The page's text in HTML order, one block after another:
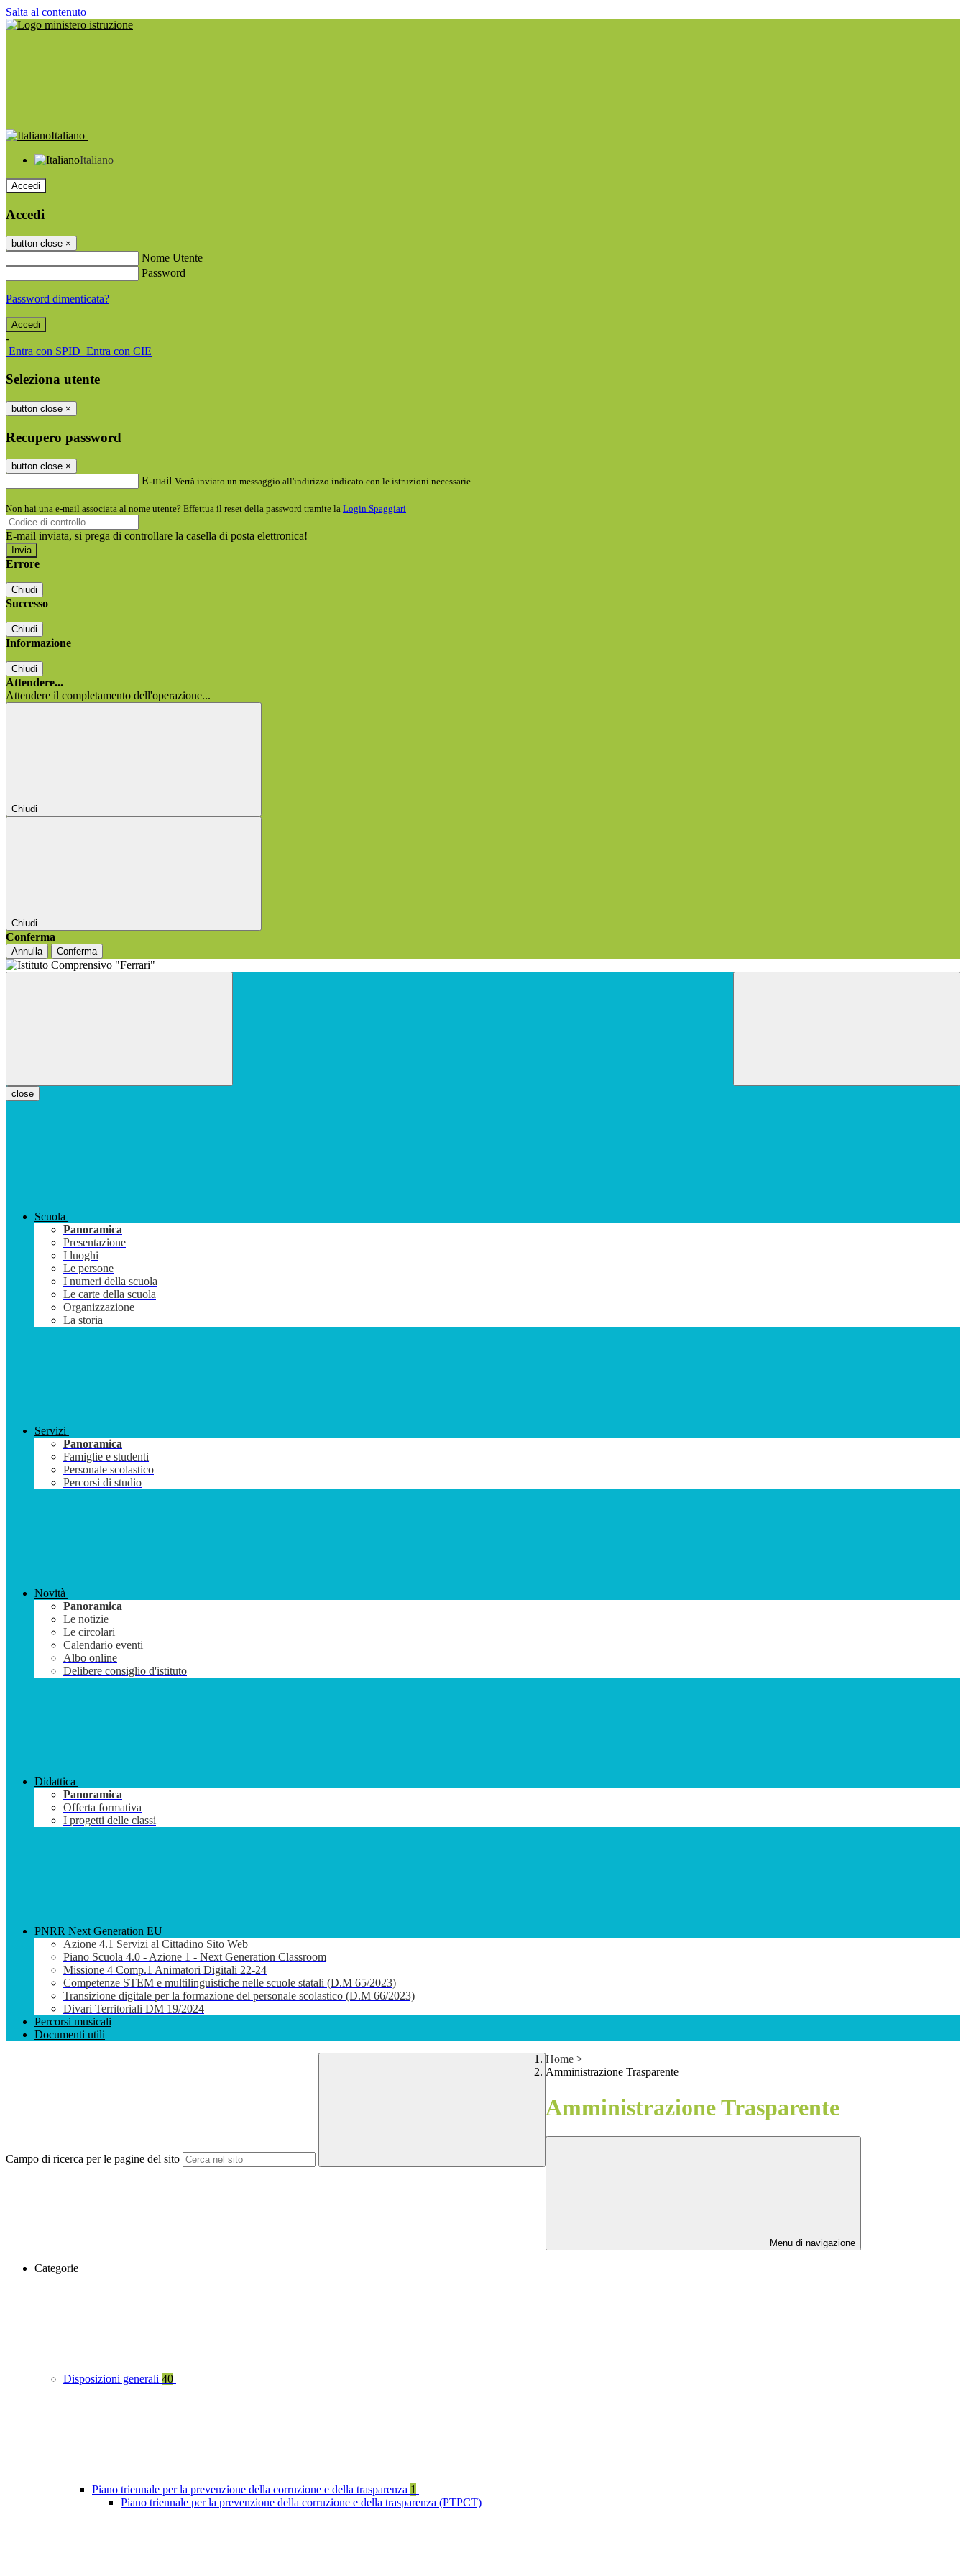
Salta al contenuto
Italiano
Italiano
Accedi
Accedi
button close ×
Nome Utente
Password
Password dimenticata?
-
Entra con SPID Entra con CIE
Seleziona utente
button close ×
Recupero password
button close ×
E-mail Verrà inviato un messaggio all'indirizzo indicato con le istruzioni necessarie.
Non hai una e-mail associata al nome utente? Effettua il reset della password tramite la Login Spaggiari
E-mail inviata, si prega di controllare la casella di posta elettronica!
Errore
Chiudi
Successo
Chiudi
Informazione
Chiudi
Attendere...
Attendere il completamento dell'operazione...
Chiudi
Chiudi
Conferma
Annulla Conferma
close
Scuola
Panoramica
Presentazione
I luoghi
Le persone
I numeri della scuola
Le carte della scuola
Organizzazione
La storia
Servizi
Panoramica
Famiglie e studenti
Personale scolastico
Percorsi di studio
Novità
Panoramica
Le notizie
Le circolari
Calendario eventi
Albo online
Delibere consiglio d'istituto
Didattica
Panoramica
Offerta formativa
I progetti delle classi
PNRR Next Generation EU
Azione 4.1 Servizi al Cittadino Sito Web
Piano Scuola 4.0 - Azione 1 - Next Generation Classroom
Missione 4 Comp.1 Animatori Digitali 22-24
Competenze STEM e multilinguistiche nelle scuole statali (D.M 65/2023)
Transizione digitale per la formazione del personale scolastico (D.M 66/2023)
Divari Territoriali DM 19/2024
Percorsi musicali
Documenti utili
Campo di ricerca per le pagine del sito
Home >
Amministrazione Trasparente
Amministrazione Trasparente
Menu di navigazione
Categorie
Disposizioni generali 40
Piano triennale per la prevenzione della corruzione e della trasparenza 1
Piano triennale per la prevenzione della corruzione e della trasparenza (PTPCT)